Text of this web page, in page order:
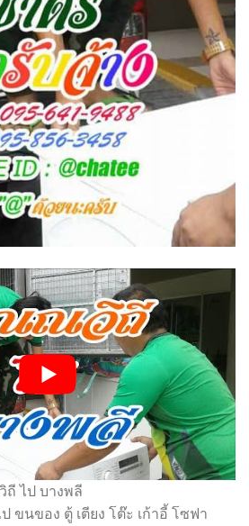
ไป บางพลี
ขนของ ตู้ เตียง โต๊ะ เก้าอี้ โซฟา